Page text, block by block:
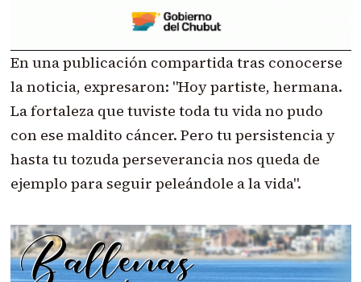
En una publicación compartida tras conocerse
la noticia, expresaron: "Hoy partiste, hermana.
La fortaleza que tuviste toda tu vida no pudo
con ese maldito cáncer. Pero tu persistencia y
hasta tu tozuda perseverancia nos queda de
ejemplo para seguir peleándole a la vida".